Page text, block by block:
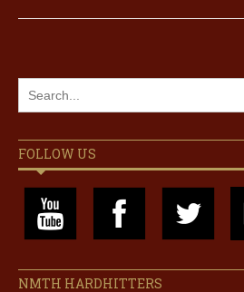
FOLLOW US
NMTH HARDHITTERS